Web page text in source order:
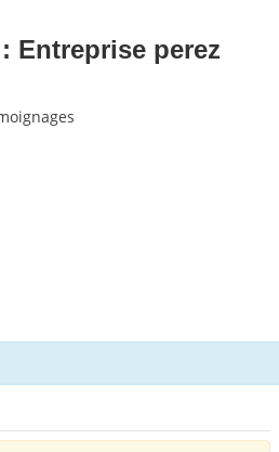
Entreprise perez